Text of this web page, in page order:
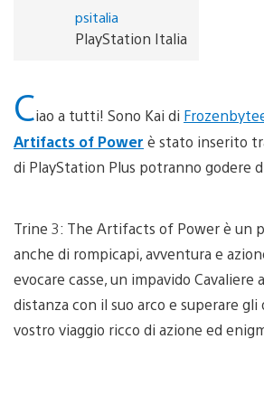
psitalia
PlayStation Italia
Ciao a tutti! Sono Kai di
Artifacts of Power è stato inserito
di PlayStation Plus potranno godere
Trine 3: The Artifacts of Power è un
anche di rompicapi, avventura e
evocare casse, un impavido
distanza con il suo arco e superare
vostro viaggio ricco di azione ed